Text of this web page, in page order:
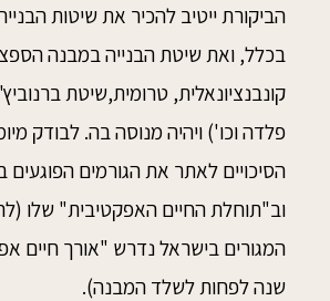
הביקורת ייטיב להכיר את שיטות
בכלל, ואת שיטת הבנייה במבנה
קונבנציונאלית, טרומית,שיטת
פלדה וכו') ויהיה מנוסה בה. לבודק
הסיכויים לאתר את הגורמים
וב"תוחלת החיים האפקטיבית" שלו
שנה לפחות לשלד המבנה).